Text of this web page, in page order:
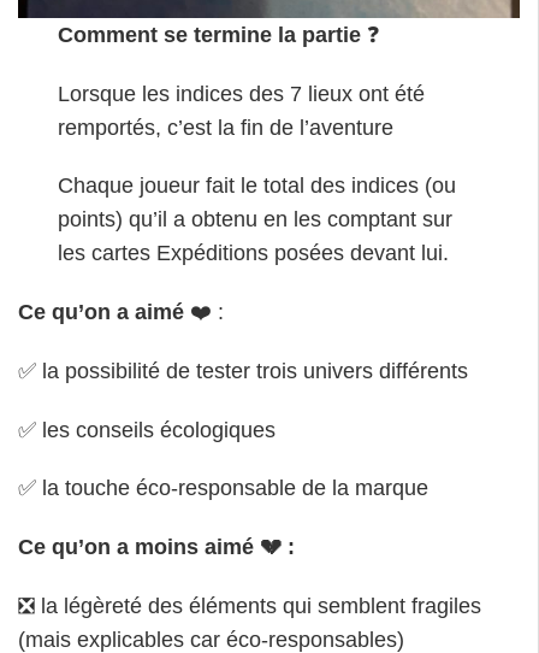
Comment se termine la partie ❓
Lorsque les indices des 7 lieux ont été
remportés, c’est la fin de l’aventure
Chaque joueur fait le total des indices (ou
points) qu’il a obtenu en les comptant sur
les cartes Expéditions posées devant lui.
Ce qu’on a aimé ❤️ :
✅ la possibilité de tester trois univers différents
✅ les conseils écologiques
✅ la touche éco-responsable de la marque
Ce qu’on a moins aimé 💔 :
❎ la légèreté des éléments qui semblent fragiles
(mais explicables car éco-responsables)